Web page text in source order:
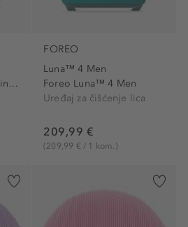
Foreo Luna™ 4 Combination Skin
FOREO
Luna™ 4 Men
Foreo Luna™ 4 Men
Uređaj za čišćenje lica
209,99 €
(209,99 € / 1 kom.)